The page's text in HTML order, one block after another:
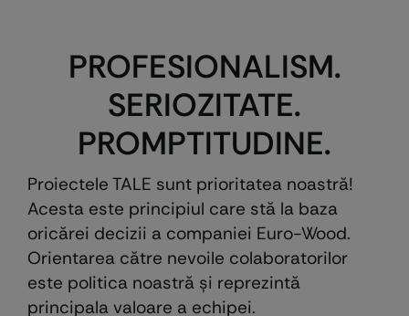
PROFESIONALISM.
SERIOZITATE.
PROMPTITUDINE.
Proiectele TALE sunt prioritatea noastră!
Acesta este principiul care stă la baza
oricărei decizii a companiei Euro-Wood.
Orientarea către nevoile colaboratorilor
este politica noastră şi reprezintă
principala valoare a echipei.